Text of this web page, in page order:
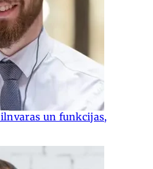
un funkcijas,